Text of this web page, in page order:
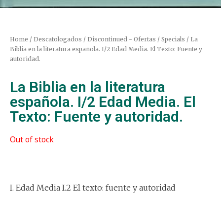
Home / Descatologados / Discontinued - Ofertas / Specials / La
Biblia en la literatura española. I/2 Edad Media. El Texto: Fuente y
autoridad.
La Biblia en la literatura
española. I/2 Edad Media. El
Texto: Fuente y autoridad.
Out of stock
I. Edad Media I.2 El texto: fuente y autoridad